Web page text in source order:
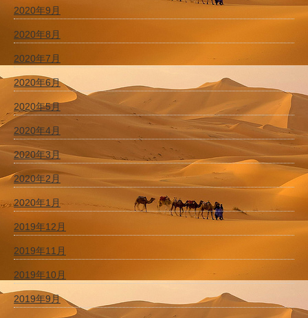
2020年9月
2020年8月
2020年7月
2020年6月
2020年5月
2020年4月
2020年3月
2020年2月
2020年1月
2019年12月
2019年11月
2019年10月
2019年9月